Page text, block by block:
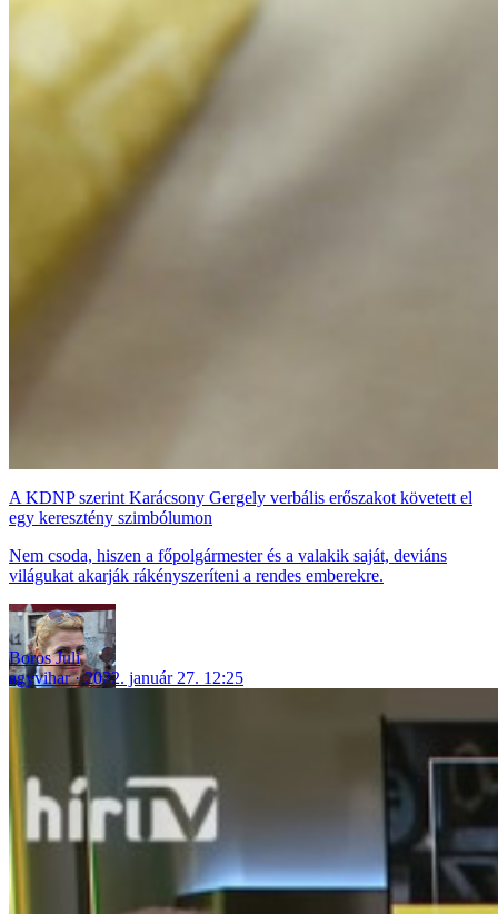
A KDNP szerint Karácsony Gergely verbális erőszakot követett el
egy keresztény szimbólumon
Nem csoda, hiszen a főpolgármester és a valakik saját, deviáns
világukat akarják rákényszeríteni a rendes emberekre.
Boros Juli
agyvihar
2022. január 27. 12:25